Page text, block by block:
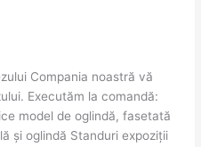
Compania noastră vă
Executăm la comandă:
model de oglindă, fasetată
și oglindă Standuri expoziții